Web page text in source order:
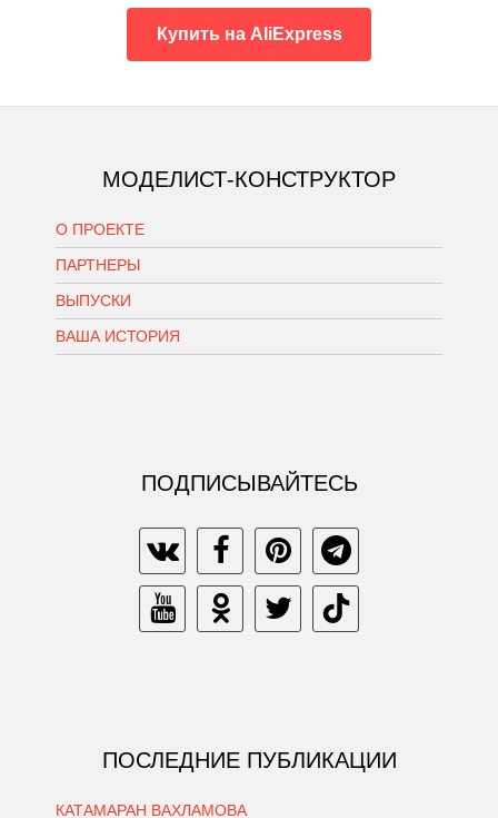
Купить на AliExpress
МОДЕЛИСТ-КОНСТРУКТОР
О ПРОЕКТЕ
ПАРТНЕРЫ
ВЫПУСКИ
ВАША ИСТОРИЯ
ПОДПИСЫВАЙТЕСЬ
ПОСЛЕДНИЕ ПУБЛИКАЦИИ
КАТАМАРАН ВАХЛАМОВА